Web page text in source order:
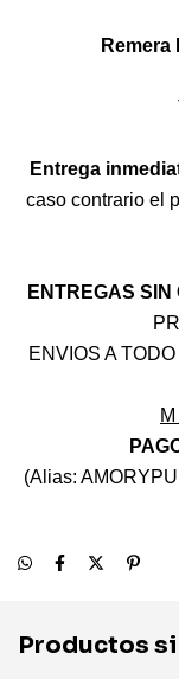
Remera
Entrega
caso contrario el
ENTREGAS SIN
ENVIOS A
(Alias:
Productos